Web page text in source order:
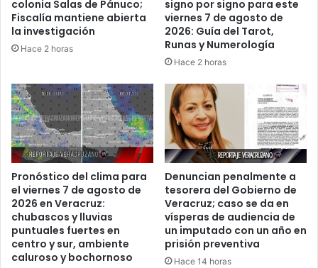
colonia Salas de Pánuco;
Fiscalía mantiene abierta
la investigación
Hace 2 horas
signo por signo para este
viernes 7 de agosto de
2026: Guía del Tarot,
Runas y Numerología
Hace 2 horas
Pronóstico del clima para
el viernes 7 de agosto de
2026 en Veracruz:
chubascos y lluvias
puntuales fuertes en
centro y sur, ambiente
caluroso y bochornoso
Denuncian penalmente a
tesorera del Gobierno de
Veracruz; caso se da en
vísperas de audiencia de
un imputado con un año en
prisión preventiva
Hace 14 horas